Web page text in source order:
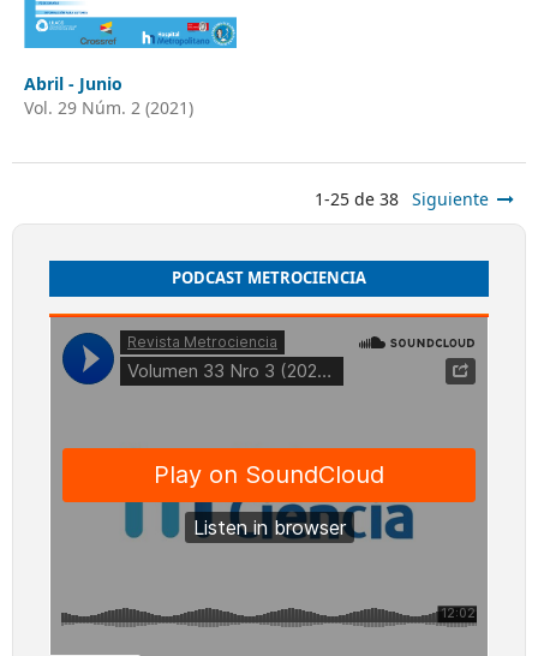
Abril - Junio
Vol. 29 Núm. 2 (2021)
1-25 de 38 Siguiente
PODCAST METROCIENCIA